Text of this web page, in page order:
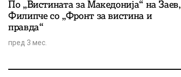
По „Вистината за Македонија“ на Заев,
Филипче со „Фронт за вистина и
правда“
пред 3 мес.